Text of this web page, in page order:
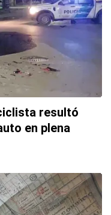
resultó
en plena